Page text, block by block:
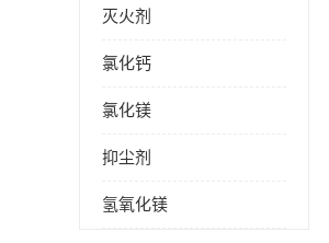
灭火剂
氯化钙
氯化镁
抑尘剂
氢氧化镁